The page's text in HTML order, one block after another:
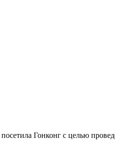
посетила Гонконг с целью